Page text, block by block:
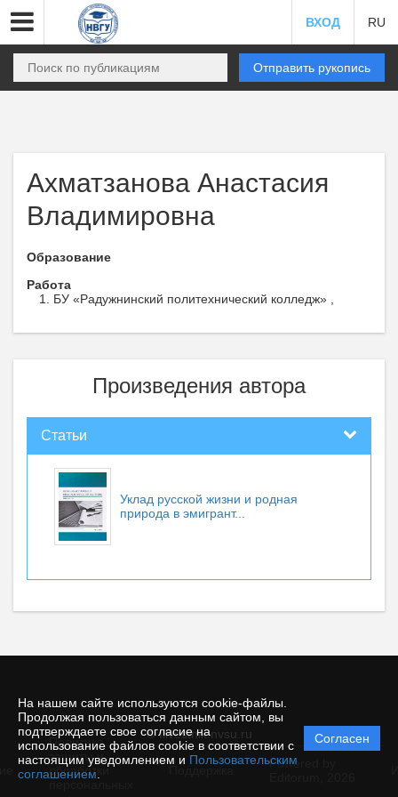
На нашем сайте используются cookie-файлы.
Продолжая пользоваться данным сайтом, вы
подтверждаете свое согласие на
использование файлов cookie в соответствии с
настоящим уведомлением и Пользовательским
соглашением
Согласен
ВХОД RU
Отправить рукопись
Ахматзанова Анастасия
Владимировна
Образование
Работа
БУ «Радужнинский политехнический колледж» ,
Произведения автора
Статьи
Уклад русской жизни и родная
природа в эмигрант...
© filvestnik.nvsu.ru
Политика
защиты и
обработки
Powered by